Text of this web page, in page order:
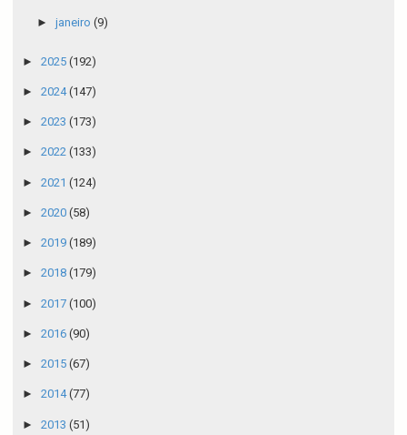
► janeiro (9)
► 2025 (192)
► 2024(147)
► 2023 (173)
► 2022 (133)
► 2021 (124)
► 2020 (58)
► 2019 (189)
► 2018 (179)
► 2017 (100)
► 2016 (90)
► 2015 (67)
► 2014(77)
► 2013 (51)